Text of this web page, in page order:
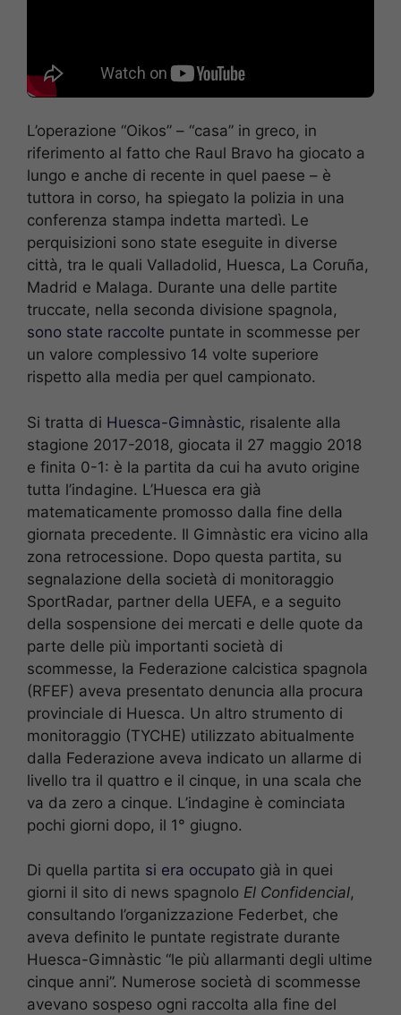
L’operazione “Oikos” – “casa” in greco, in
riferimento al fatto che Raul Bravo ha giocato a
lungo e anche di recente in quel paese – è
tuttora in corso, ha spiegato la polizia in una
conferenza stampa indetta martedì. Le
perquisizioni sono state eseguite in diverse
città, tra le quali Valladolid, Huesca, La Coruña,
Madrid e Malaga. Durante una delle partite
truccate, nella seconda divisione spagnola,
sono state raccolte puntate in scommesse per
un valore complessivo 14 volte superiore
rispetto alla media per quel campionato.
Si tratta di Huesca-Gimnàstic, risalente alla
stagione 2017-2018, giocata il 27 maggio 2018
e finita 0-1: è la partita da cui ha avuto origine
tutta l’indagine. L’Huesca era già
matematicamente promosso dalla fine della
giornata precedente. Il Gimnàstic era vicino alla
zona retrocessione. Dopo questa partita, su
segnalazione della società di monitoraggio
SportRadar, partner della UEFA, e a seguito
della sospensione dei mercati e delle quote da
parte delle più importanti società di
scommesse, la Federazione calcistica spagnola
(RFEF) aveva presentato denuncia alla procura
provinciale di Huesca. Un altro strumento di
monitoraggio (TYCHE) utilizzato abitualmente
dalla Federazione aveva indicato un allarme di
livello tra il quattro e il cinque, in una scala che
va da zero a cinque. L’indagine è cominciata
pochi giorni dopo, il 1° giugno.
Di quella partita si era occupato già in quei
giorni il sito di news spagnolo El Confidencial,
consultando l’organizzazione Federbet, che
aveva definito le puntate registrate durante
Huesca-Gimnàstic “le più allarmanti degli ultime
cinque anni”. Numerose società di scommesse
avevano sospeso ogni raccolta alla fine del